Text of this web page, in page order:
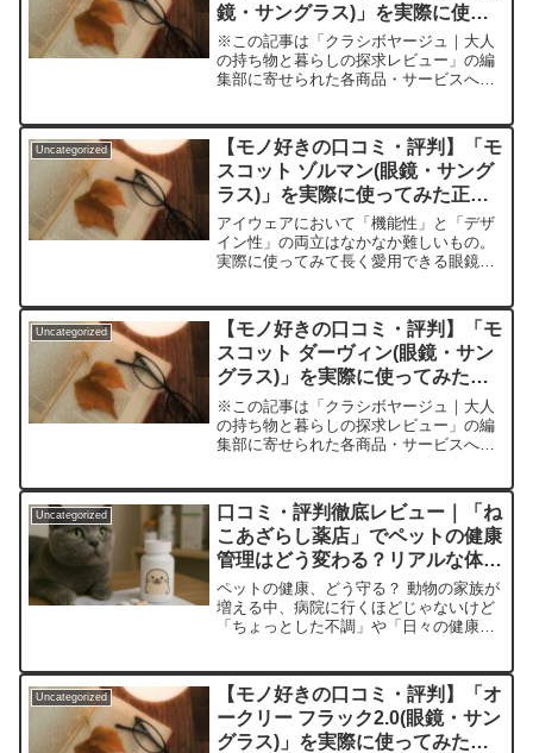
鏡・サングラス)」を実際に使っ
てみた正直感想
※この記事は「クラシボヤージュ｜大人
の持ち物と暮らしの探求レビュー」の編
集部に寄せられた各商品・サービスへの
鏡ストレス”に届けたい提案〜毎日アクテ
ィブに動きまわる我が...
Uncategorized
【モノ好きの口コミ・評判】「モ
スコット ゾルマン(眼鏡・サング
ラス)」を実際に使ってみた正直
感想
アイウェアにおいて「機能性」と「デザ
イン性」の両立はなかなか難しいもの。
実際に使ってみて長く愛用できる眼鏡や
に左右されないスタイルを持ちつつ、現
代の快適さも備えた眼鏡だ...
Uncategorized
【モノ好きの口コミ・評判】「モ
スコット ダーヴィン(眼鏡・サン
グラス)」を実際に使ってみた正
直感想
※この記事は「クラシボヤージュ｜大人
の持ち物と暮らしの探求レビュー」の編
集部に寄せられた各商品・サービスへの
ット ダーヴィンの魅力を徹底レビュー仕
事でもプライベートでも、...
Uncategorized
口コミ・評判徹底レビュー｜「ね
こあざらし薬店」でペットの健康
管理はどう変わる？リアルな体験
と正直な感想
ペットの健康、どう守る？ 動物の家族が
増える中、病院に行くほどじゃないけど
「ちょっとした不調」や「日々の健康管
しくてなかなか時間が取れない――そん
な悩みを持つ飼い主も多...
Uncategorized
【モノ好きの口コミ・評判】「オ
ークリー フラック2.0(眼鏡・サン
グラス)」を実際に使ってみた正